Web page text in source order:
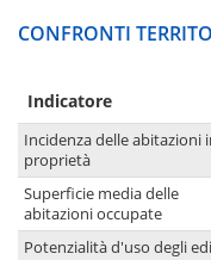
CONFRONTI
Indicatore
Incidenza delle abitazioni
proprietà
Superficie media delle
abitazioni occupate
Potenzialità d'uso degli